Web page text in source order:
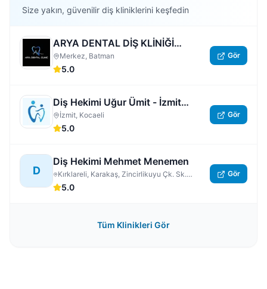
Size yakın, güvenilir diş kliniklerini keşfedin
ARYA DENTAL DİŞ KLİNİĞİ
BATMAN
Merkez, Batman
5.0
Gör
Diş Hekimi Uğur Ümit - İzmit
Nöbetçi Dişçi | Kocaeli 7/24 Açık
Acil Özel Diş Hastanesi
İzmit, Kocaeli
5.0
Gör
D
Diş Hekimi Mehmet Menemen
Kırklareli, Karakaş, Zincirlikuyu Çk. Sk.
No:3/5, Kırklareli Merkez
5.0
Gör
Tüm Klinikleri Gör